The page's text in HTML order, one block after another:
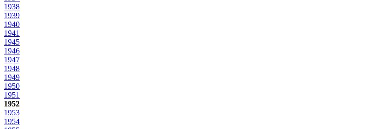
1938
1939
1940
1941
1945
1946
1947
1948
1949
1950
1951
1952
1953
1954